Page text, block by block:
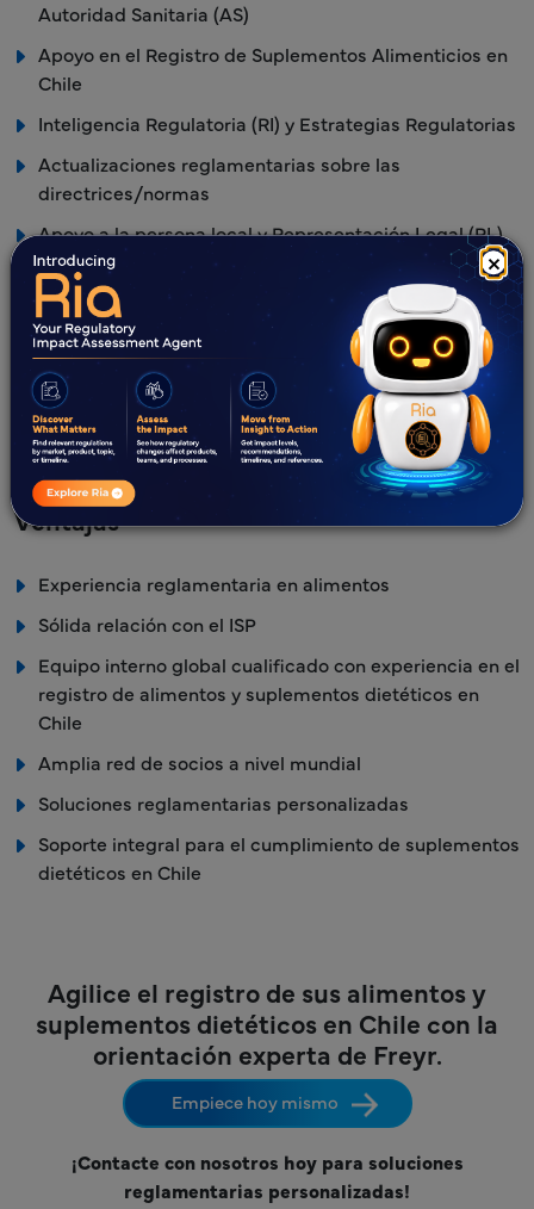
×
Autoridad Sanitaria (AS)
Apoyo en el Registro de Suplementos Alimenticios en
Chile
Inteligencia Regulatoria (RI) y Estrategias Regulatorias
Actualizaciones reglamentarias sobre las
directrices/normas
Apoyo a la persona local y Representación Legal (RL)
Apoyo para consultas en reuniones virtuales y
presenciales con el ISP
Orientación End-to-End para el proceso de registro de
alimentos ISP
Soporte para Empaquetado y Artwork
Ventajas
Experiencia reglamentaria en alimentos
Sólida relación con el ISP
Equipo interno global cualificado con experiencia en el
registro de alimentos y suplementos dietéticos en
Chile
Amplia red de socios a nivel mundial
Soluciones reglamentarias personalizadas
Soporte integral para el cumplimiento de suplementos
dietéticos en Chile
Agilice el registro de sus alimentos y
suplementos dietéticos en Chile con la
orientación experta de Freyr.
Empiece hoy mismo
¡Contacte con nosotros hoy para soluciones
reglamentarias personalizadas!